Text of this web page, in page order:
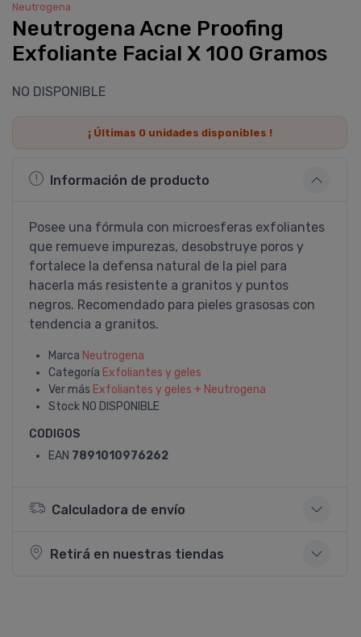
Neutrogena
Neutrogena Acne Proofing
Exfoliante Facial X 100 Gramos
NO DISPONIBLE
¡ Últimas 0unidades disponibles !
Información de producto
Posee una fórmula con microesferas exfoliantes
que remueve impurezas, desobstruye poros y
fortalece la defensa natural de la piel para
hacerla más resistente a granitos y puntos
negros. Recomendado para pieles grasosas con
tendencia a granitos.
Marca Neutrogena
Categoría Exfoliantes y geles
Ver más Exfoliantes y geles + Neutrogena
Stock NO DISPONIBLE
CODIGOS
EAN 7891010976262
Calculadora de envío
Retirá en nuestras tiendas